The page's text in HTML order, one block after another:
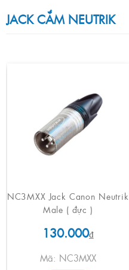
JACK CẮM NEUTRIK
NC3MXX Jack Canon Neutrik
Male ( đực )
130.000₫
Mã: NC3MXX